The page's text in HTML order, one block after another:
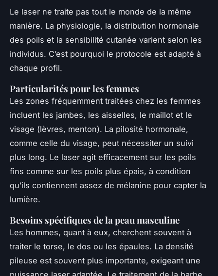
Le laser ne traite pas tout le monde de la même
manière. La physiologie, la distribution hormonale
des poils et la sensibilité cutanée varient selon les
individus. C’est pourquoi le protocole est adapté à
chaque profil.
Particularités pour les femmes
Les zones fréquemment traitées chez les femmes
incluent les jambes, les aisselles, le maillot et le
visage (lèvres, menton). La pilosité hormonale,
comme celle du visage, peut nécessiter un suivi
plus long. Le laser agit efficacement sur les poils
fins comme sur les poils plus épais, à condition
qu’ils contiennent assez de mélanine pour capter la
lumière.
Besoins spécifiques de la peau masculine
Les hommes, quant à eux, cherchent souvent à
traiter le torse, le dos ou les épaules. La densité
pileuse est souvent plus importante, exigeant une